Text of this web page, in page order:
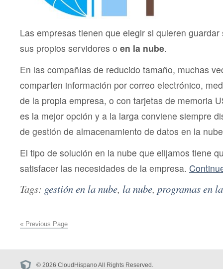
Las empresas tienen que elegir si quieren
sus propios servidores o en la nube.
En las compañías de reducido tamaño, muchas
comparten información por correo electrónico,
de la propia empresa, o con tarjetas de memoria
es la mejor opción y a la larga conviene siempre
de gestión de almacenamiento de datos en la
El tipo de solución en la nube que elijamos tiene
satisfacer las necesidades de la empresa.
Tags: gestión en la nube, la nube, programas en
« Previous Page
© 2026 CloudHispano All Rights Reserved.